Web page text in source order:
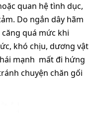
quan hệ tình dục,
Do ngắn dây hãm
căng quá mức khi
khó chịu, dương vật
mạnh mất đi hứng
chuyện chăn gối